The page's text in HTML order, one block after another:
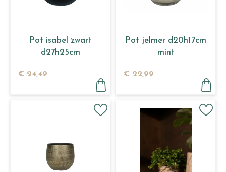
Pot isabel zwart
d27h25cm
€ 24,49
Pot jelmer d20h17cm
mint
€ 22,99